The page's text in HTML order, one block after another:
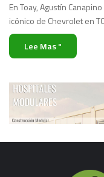
En Toay, Agustín
icónico de Chevrolet en
Lee Mas "